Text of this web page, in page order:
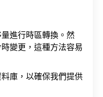
進行時區轉換。然
變更，這種方法容易
庫，以確保我們提供